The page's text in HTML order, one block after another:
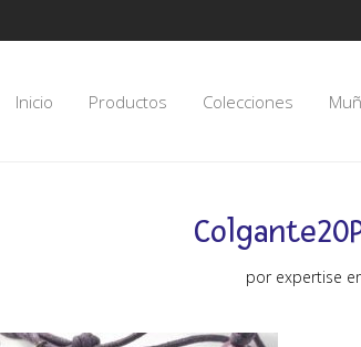
Inicio Productos Colecciones
por expertise